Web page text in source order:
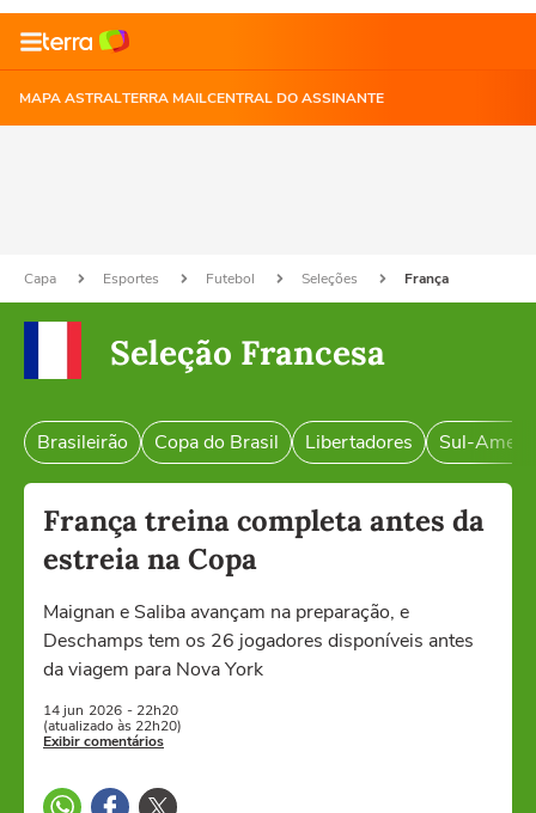
MAPA ASTRALTERRA MAILCENTRAL DO ASSINANTE
Capa Esportes Futebol Seleções França
Seleção Francesa
Brasileirão Copa do Brasil Libertadores Sul-
França treina completa antes da
estreia na Copa
Maignan e Saliba avançam na preparação, e
Deschamps tem os 26 jogadores disponíveis antes
da viagem para Nova York
14 jun 2026 - 22h20
(atualizado às 22h20)
Exibir comentários